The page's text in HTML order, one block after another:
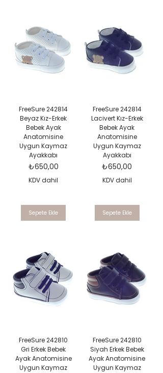
FreeSure 242814
Beyaz Kız-Erkek
Bebek Ayak
Anatomisine
Uygun Kaymaz
Ayakkabı
Fiyat
₺650,00
KDV dahil
Sepete Ekle
FreeSure 242814
Lacivert Kız-Erkek
Bebek Ayak
Anatomisine
Uygun Kaymaz
Ayakkabı
Fiyat
₺650,00
KDV dahil
Sepete Ekle
FreeSure 242810
Gri Erkek Bebek
Ayak Anatomisine
Uygun Kaymaz
FreeSure 242810
Siyah Erkek Bebek
Ayak Anatomisine
Uygun Kaymaz